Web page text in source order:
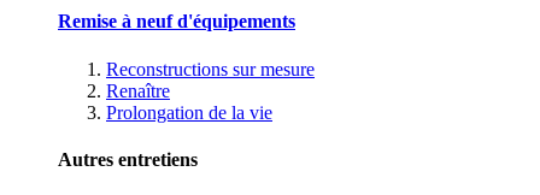
Remise à neuf d'équipements
Reconstructions sur mesure
Renaître
Prolongation de la vie
Autres entretiens